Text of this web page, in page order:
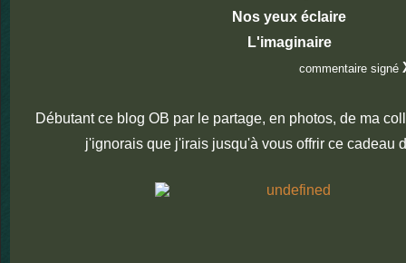
Nos yeux éclaire
L'imaginaire
commentaire signé
Débutant ce blog OB par le partage, en photos, de ma
j'ignorais que j'irais jusqu'à vous offrir ce cadeau